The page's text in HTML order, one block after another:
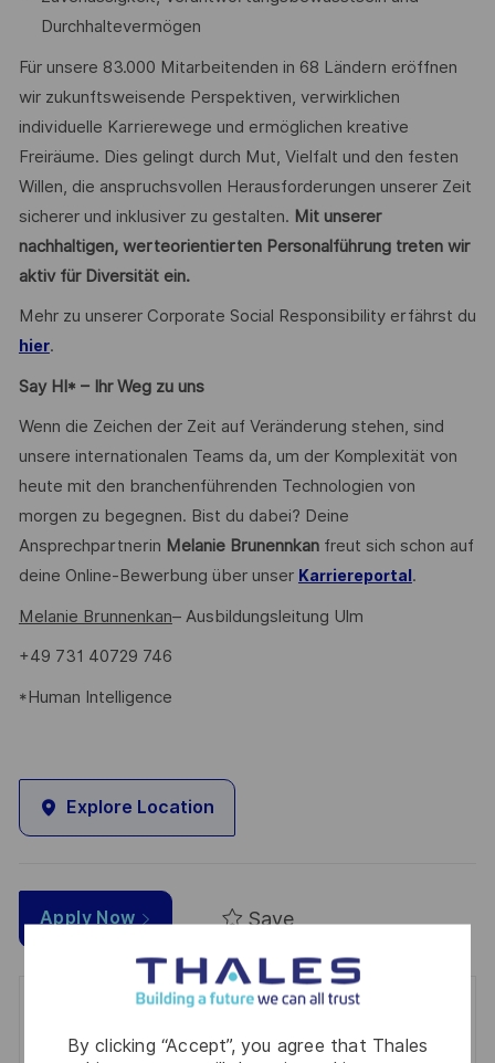
By clicking “Accept”, you agree that Thales
Durchhaltevermögen
Für unsere 83.000 Mitarbeitenden in 68 Ländern eröffnen
wir zukunftsweisende Perspektiven, verwirklichen
individuelle Karrierewege und ermöglichen kreative
Freiräume. Dies gelingt durch Mut, Vielfalt und den festen
Willen, die anspruchsvollen Herausforderungen unserer Zeit
sicherer und inklusiver zu gestalten. Mit unserer
nachhaltigen, werteorientierten Personalführung treten wir
aktiv für Diversität ein.
Mehr zu unserer Corporate Social Responsibility erfährst du
hier.
Say HI* – Ihr Weg zu uns
Wenn die Zeichen der Zeit auf Veränderung stehen, sind
unsere internationalen Teams da, um der Komplexität von
heute mit den branchenführenden Technologien von
morgen zu begegnen. Bist du dabei? Deine
Ansprechpartnerin Melanie Brunennkanfreut sich schon auf
deine Online-Bewerbung über unser Karriereportal .
Melanie Brunnenkan– Ausbildungsleitung Ulm
+49 731 40729 746
*Human Intelligence
Explore Location
Apply Now Save
Get notified for similar jobs